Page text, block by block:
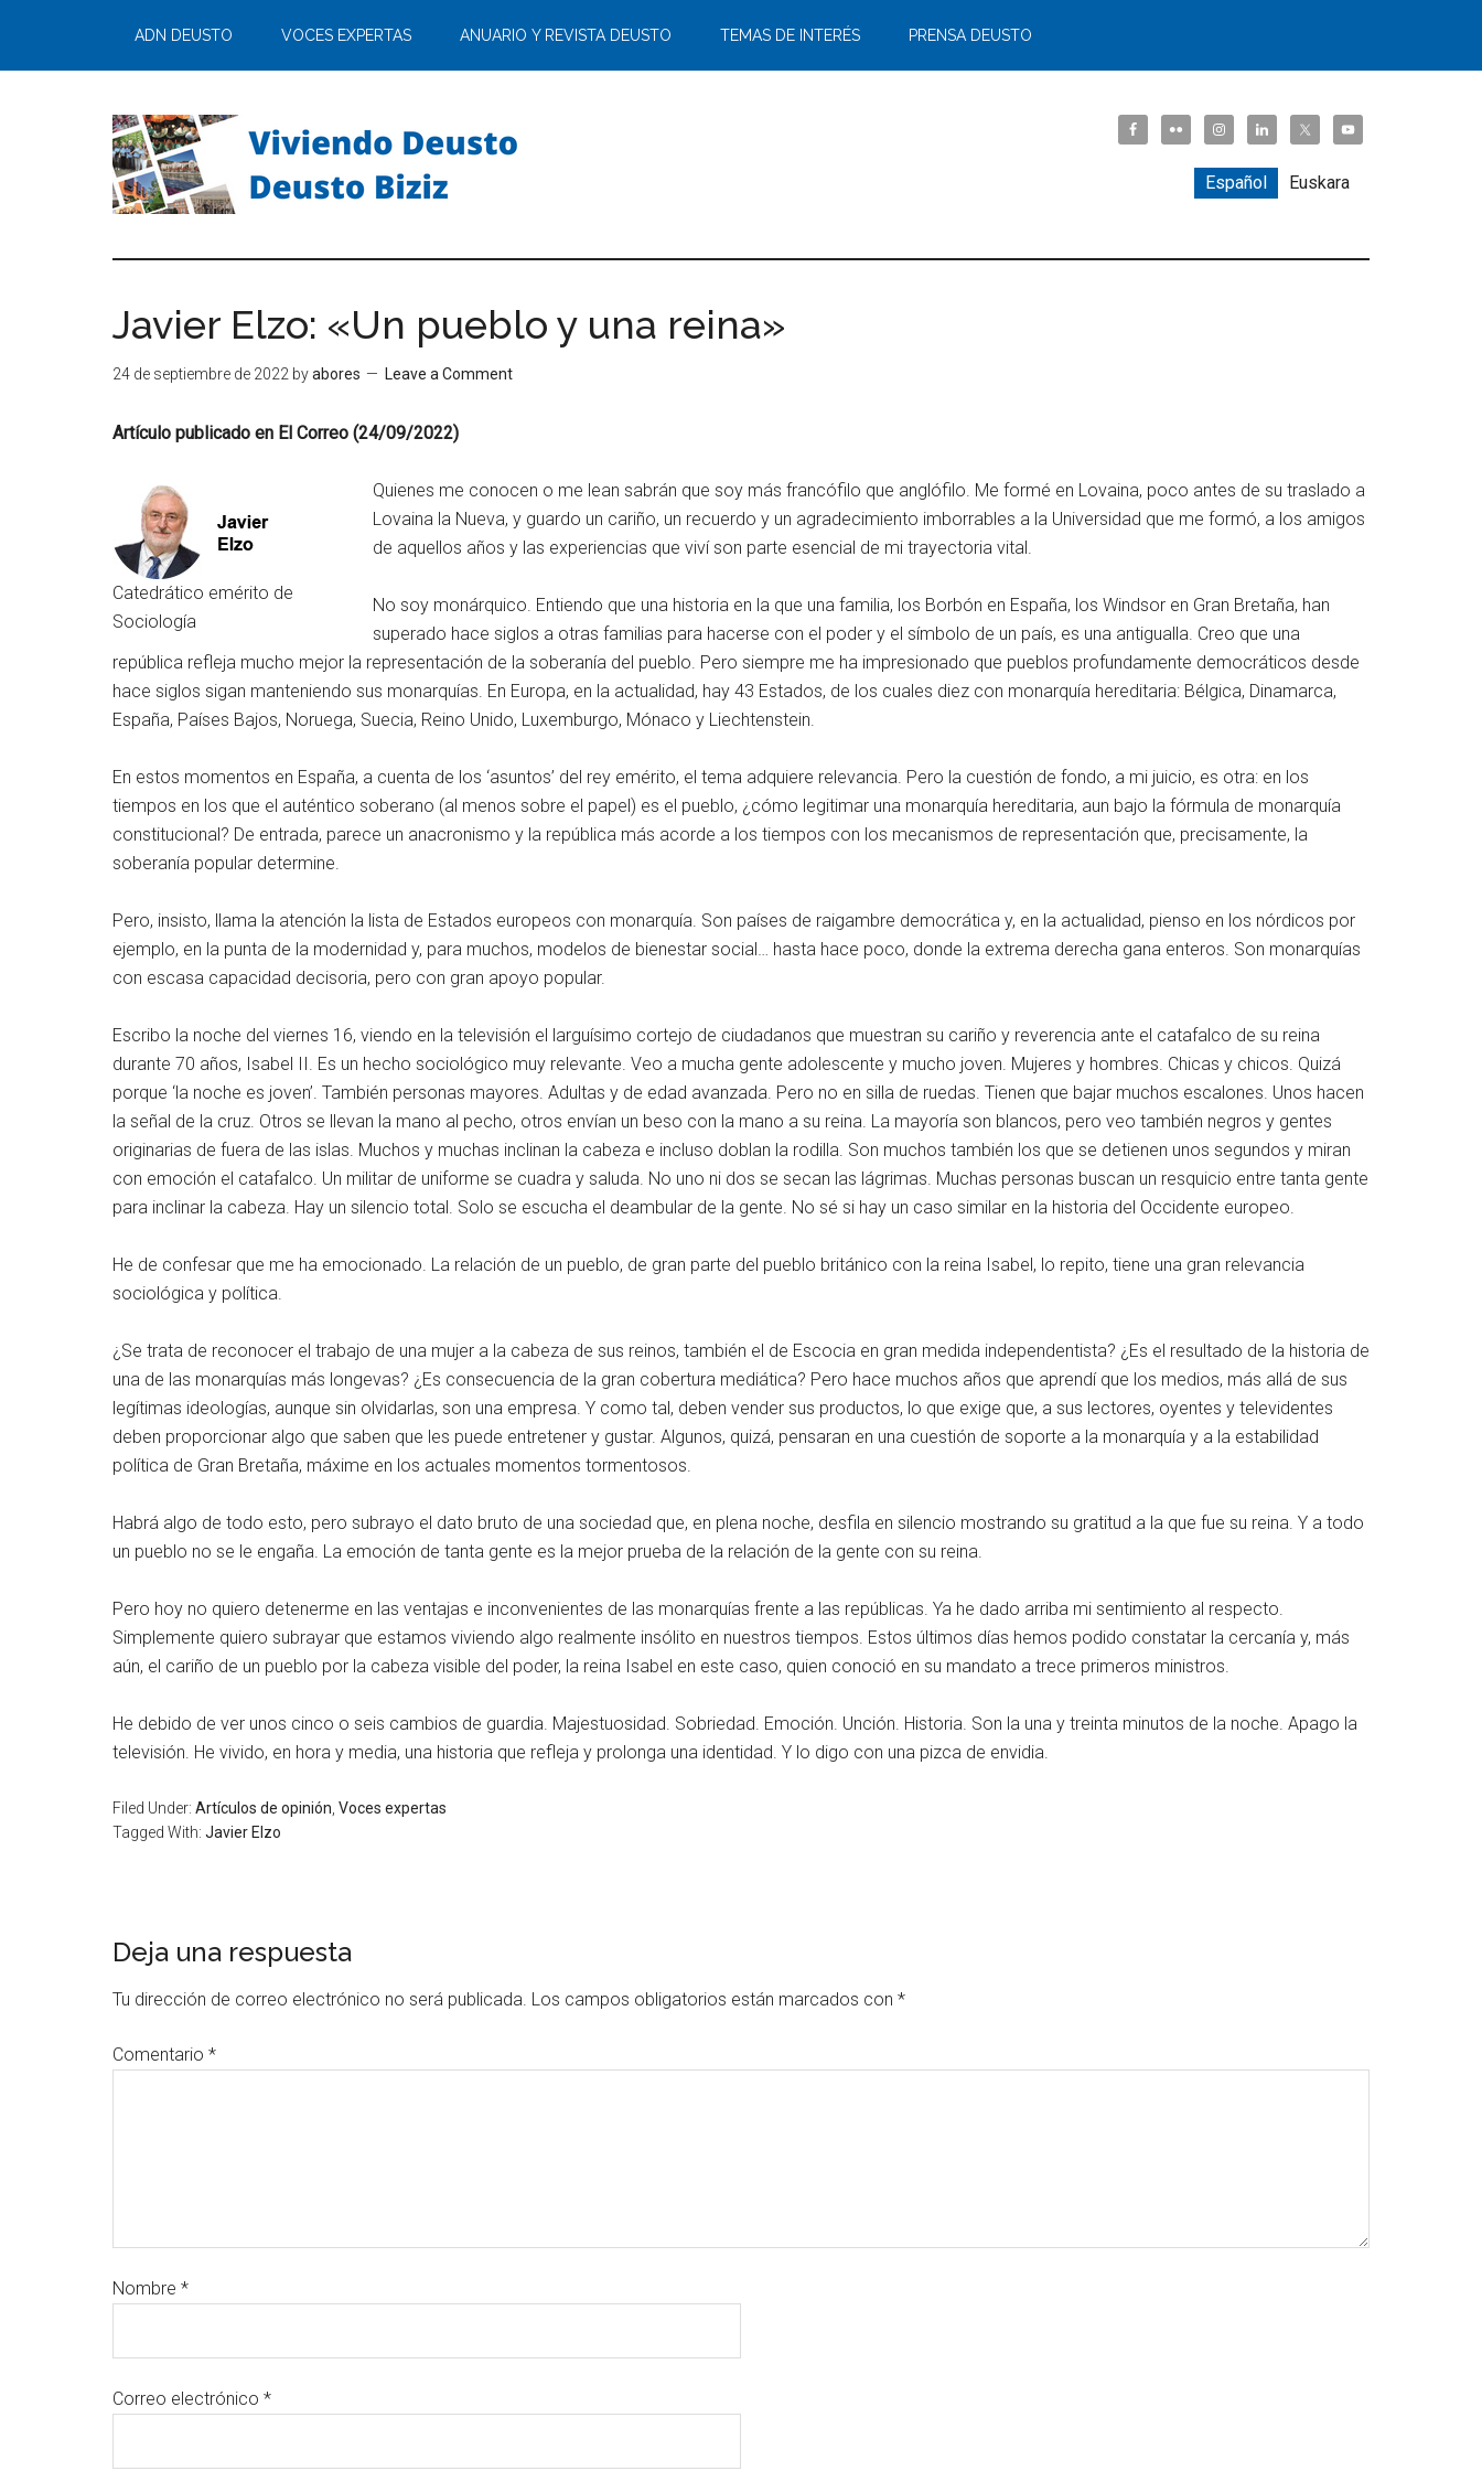
ADN DEUSTO VOCES EXPERTAS ANUARIO Y REVISTA DEUSTO TEMAS DE INTERÉS PRENSA DEUSTO
Español Euskara
Javier Elzo: «Un pueblo y una reina»
24 de septiembre de 2022 byabores Leave a Comment
Artículo publicado en El Correo (24/09/2022)
Catedrático emérito de
Sociología
Quienes me conocen o me lean sabrán que soy más francófilo que anglófilo. Me formé en Lovaina, poco antes de su traslado a
Lovaina la Nueva, y guardo un cariño, un recuerdo y un agradecimiento imborrables a la Universidad que me formó, a los amigos
de aquellos años y las experiencias que viví son parte esencial de mi trayectoria vital.
No soy monárquico. Entiendo que una historia en la que una familia, los Borbón en España, los Windsor en Gran Bretaña, han
superado hace siglos a otras familias para hacerse con el poder y el símbolo de un país, es una antigualla. Creo que una
república refleja mucho mejor la representación de la soberanía del pueblo. Pero siempre me ha impresionado que pueblos profundamente democráticos desde
hace siglos sigan manteniendo sus monarquías. En Europa, en la actualidad, hay 43 Estados, de los cuales diez con monarquía hereditaria: Bélgica, Dinamarca,
España, Países Bajos, Noruega, Suecia, Reino Unido, Luxemburgo, Mónaco y Liechtenstein.
En estos momentos en España, a cuenta de los ‘asuntos’ del rey emérito, el tema adquiere relevancia. Pero la cuestión de fondo, a mi juicio, es otra: en los
tiempos en los que el auténtico soberano (al menos sobre el papel) es el pueblo, ¿cómo legitimar una monarquía hereditaria, aun bajo la fórmula de monarquía
constitucional? De entrada, parece un anacronismo y la república más acorde a los tiempos con los mecanismos de representación que, precisamente, la
soberanía popular determine.
Pero, insisto, llama la atención la lista de Estados europeos con monarquía. Son países de raigambre democrática y, en la actualidad, pienso en los nórdicos por
ejemplo, en la punta de la modernidad y, para muchos, modelos de bienestar social… hasta hace poco, donde la extrema derecha gana enteros. Son monarquías
con escasa capacidad decisoria, pero con gran apoyo popular.
Escribo la noche del viernes 16, viendo en la televisión el larguísimo cortejo de ciudadanos que muestran su cariño y reverencia ante el catafalco de su reina
durante 70 años, Isabel II. Es un hecho sociológico muy relevante. Veo a mucha gente adolescente y mucho joven. Mujeres y hombres. Chicas y chicos. Quizá
porque ‘la noche es joven’. También personas mayores. Adultas y de edad avanzada. Pero no en silla de ruedas. Tienen que bajar muchos escalones. Unos hacen
la señal de la cruz. Otros se llevan la mano al pecho, otros envían un beso con la mano a su reina. La mayoría son blancos, pero veo también negros y gentes
originarias de fuera de las islas. Muchos y muchas inclinan la cabeza e incluso doblan la rodilla. Son muchos también los que se detienen unos segundos y miran
con emoción el catafalco. Un militar de uniforme se cuadra y saluda. No uno ni dos se secan las lágrimas. Muchas personas buscan un resquicio entre tanta gente
para inclinar la cabeza. Hay un silencio total. Solo se escucha el deambular de la gente. No sé si hay un caso similar en la historia del Occidente europeo.
He de confesar que me ha emocionado. La relación de un pueblo, de gran parte del pueblo británico con la reina Isabel, lo repito, tiene una gran relevancia
sociológica y política.
¿Se trata de reconocer el trabajo de una mujer a la cabeza de sus reinos, también el de Escocia en gran medida independentista? ¿Es el resultado de la historia de
una de las monarquías más longevas? ¿Es consecuencia de la gran cobertura mediática? Pero hace muchos años que aprendí que los medios, más allá de sus
legítimas ideologías, aunque sin olvidarlas, son una empresa. Y como tal, deben vender sus productos, lo que exige que, a sus lectores, oyentes y televidentes
deben proporcionar algo que saben que les puede entretener y gustar. Algunos, quizá, pensaran en una cuestión de soporte a la monarquía y a la estabilidad
política de Gran Bretaña, máxime en los actuales momentos tormentosos.
Habrá algo de todo esto, pero subrayo el dato bruto de una sociedad que, en plena noche, desfila en silencio mostrando su gratitud a la que fue su reina. Y a todo
un pueblo no se le engaña. La emoción de tanta gente es la mejor prueba de la relación de la gente con su reina.
Pero hoy no quiero detenerme en las ventajas e inconvenientes de las monarquías frente a las repúblicas. Ya he dado arriba mi sentimiento al respecto.
Simplemente quiero subrayar que estamos viviendo algo realmente insólito en nuestros tiempos. Estos últimos días hemos podido constatar la cercanía y, más
aún, el cariño de un pueblo por la cabeza visible del poder, la reina Isabel en este caso, quien conoció en su mandato a trece primeros ministros.
He debido de ver unos cinco o seis cambios de guardia. Majestuosidad. Sobriedad. Emoción. Unción. Historia. Son la una y treinta minutos de la noche. Apago la
televisión. He vivido, en hora y media, una historia que refleja y prolonga una identidad. Y lo digo con una pizca de envidia.
Filed Under: Artículos de opinión Voces expertas
Tagged With: Javier Elzo
Deja una respuesta
Tu dirección de correo electrónico no será publicada. Los campos obligatorios están marcados con *
Comentario *
Nombre *
Correo electrónico *